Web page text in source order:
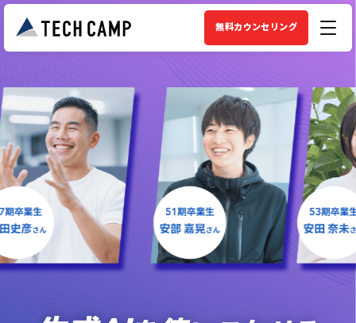
無料カウンセリング